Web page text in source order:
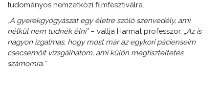
tudományos nemzetközi filmfesztiválra.
„A gyerekgyógyászat egy életre szóló szenvedély, ami
nélkül nem tudnék élni”– vallja Harmat professzor. „Az is
nagyon izgalmas, hogy most már az egykori pácienseim
csecsemőit vizsgálhatom, ami külön megtiszteltetés
számomra.”